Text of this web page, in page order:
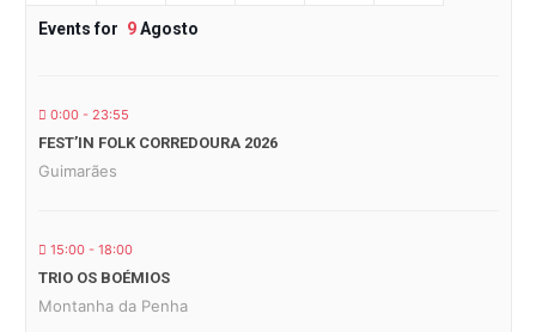
Events for 9Agosto
0:00 - 23:55
FEST’IN FOLK CORREDOURA 2026
Guimarães
15:00 - 18:00
TRIO OS BOÉMIOS
Montanha da Penha